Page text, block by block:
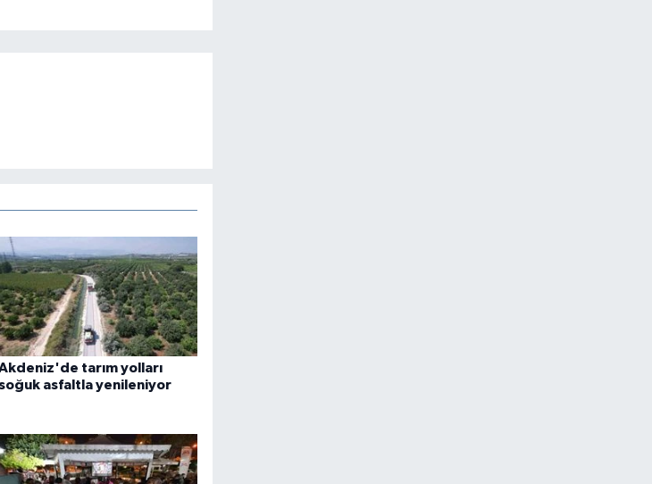
tarım yolları
asfaltla yenileniyor